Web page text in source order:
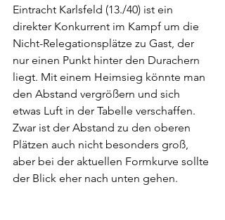
Eintracht Karlsfeld (13./40) ist ein
direkter Konkurrent im Kampf um die
Nicht-Relegationsplätze zu Gast, der
nur einen Punkt hinter den Durachern
liegt. Mit einem Heimsieg könnte man
den Abstand vergrößern und sich
etwas Luft in der Tabelle verschaffen.
Zwar ist der Abstand zu den oberen
Plätzen auch nicht besonders groß,
aber bei der aktuellen Formkurve sollte
der Blick eher nach unten gehen.